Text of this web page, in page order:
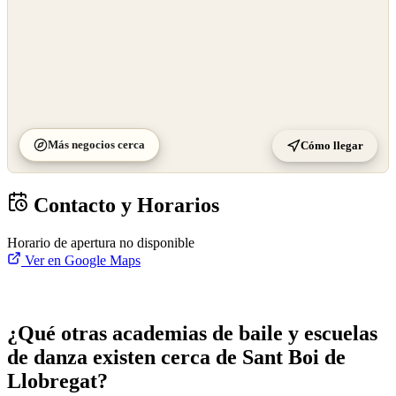
Más negocios cerca Cómo llegar
Contacto y Horarios
Horario de apertura no disponible
Ver en Google Maps
¿Qué otras academias de baile y escuelas
de danza existen cerca de Sant Boi de
Llobregat?